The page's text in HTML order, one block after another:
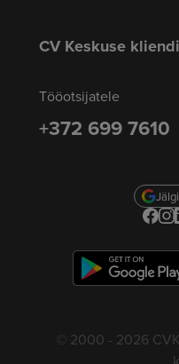
CV Keskuse
Tööotsijatele
+372 699 7610
© 2000 - 2026